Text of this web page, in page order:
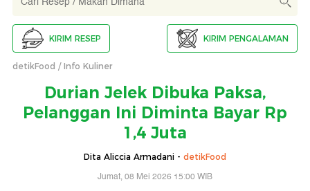
KIRIM RESEP KIRIM PENGALAMAN
detikFood Info Kuliner
Durian Jelek Dibuka Paksa,
Pelanggan Ini Diminta Bayar Rp
1,4 Juta
Dita Aliccia Armadani - detikFood
Jumat, 08 Mei 2026 15:00 WIB